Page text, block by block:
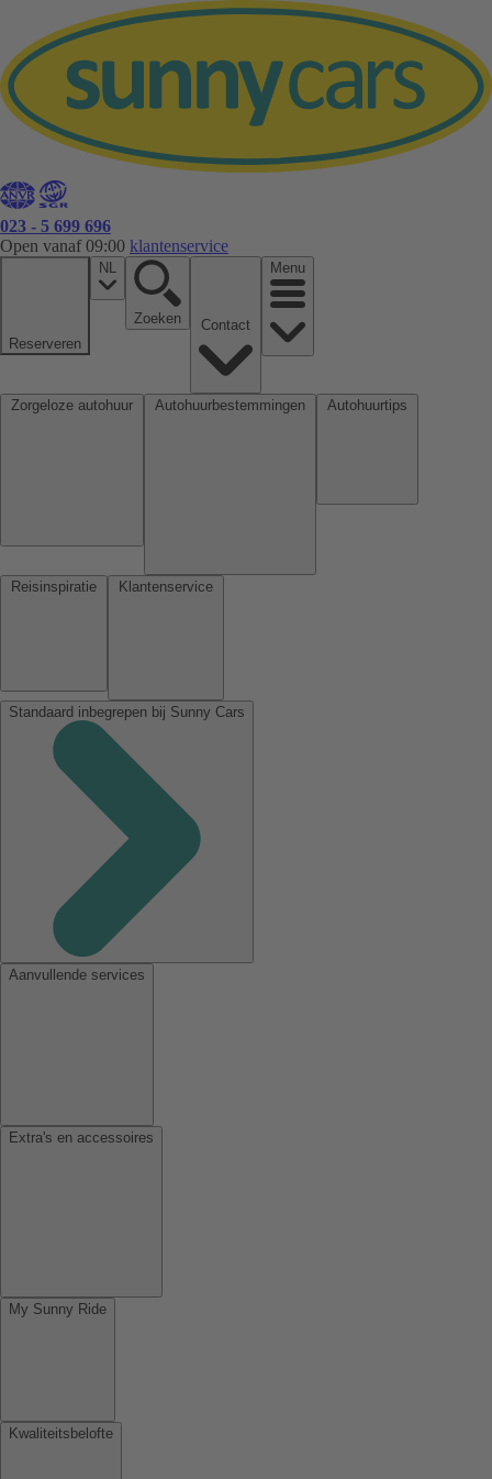
023 - 5 699 696
Open vanaf 09:00 klantenservice
Reserveren
NL
Zoeken
Menu
Standaard inbegrepen bij Sunny Cars
Aanvullende services
Extra's en accessoires
My Sunny Ride
Kwaliteitsbelofte